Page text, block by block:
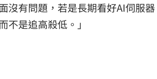
沒有問題，若是長期看好AI伺服
是追高殺低。」